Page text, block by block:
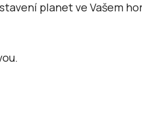
planet ve Vašem